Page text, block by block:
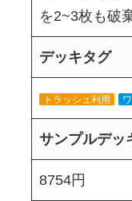
を2~3枚も破
デッキタグ
トラッシュ利用
サンプルデッ
8754円